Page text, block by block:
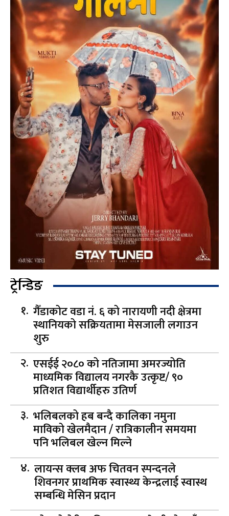
ट्रेन्डिङ
गैँडाकोट वडा नं. ६ को नारायणी नदी क्षेत्रमा
स्थानियको सक्रियतामा मेसजाली लगाउन
शुरु
एसईई २०८० को नतिजामा अमरज्योति
माध्यमिक विद्यालय नगरकै उत्कृष्ट/ ९०
प्रतिशत विद्यार्थीहरु उतिर्ण
भलिबलको हब बन्दै कालिका नमुना
माविको खेलमैदान / रात्रिकालीन समयमा
पनि भलिबल खेल्न मिल्ने
लायन्स क्लब अफ चितवन स्पन्दनले
शिवनगर प्राथमिक स्वास्थ्य केन्द्रलाई स्वास्थ
सम्बन्धि मेसिन प्रदान